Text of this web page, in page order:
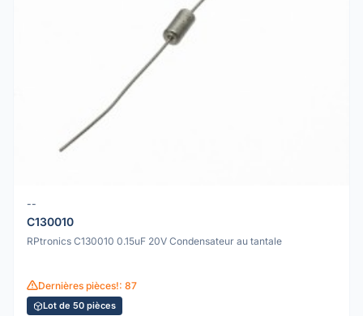
--
C130010
RPtronics C130010 0.15uF 20V Condensateur au tantale
Dernières pièces!: 87
Lot de 50 pièces